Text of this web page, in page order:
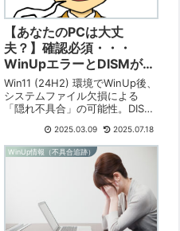
【あなたのPCは大丈
夫？】確認必須・・・
WinUpエラーとDISMが
「62.3％」で必ず止まる
現象【2025/03/09】
Win11 (24H2) 環境でWinUp後、
システムファイル欠損による
「隠れ不具合」の可能性。DISM
原因はWinUp時の影響プログラ
ム削除と復元不良か。.NETラン
タイム削除も一因の可能性。
cmdでDISM /CheckHealthで確
認し、sfc→DISM→sfcの順で修
復推奨。24H2アップグレード後
は.NET再インストールを推奨。
USB関連不具合も多い。
2025.03.09 2025.07.18
WinUp情報（不具合追跡）